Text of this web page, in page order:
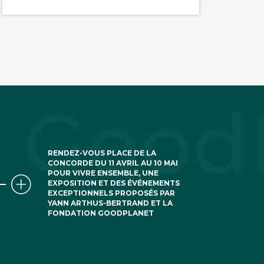
RENDEZ-VOUS PLACE DE LA
CONCORDE DU 11 AVRIL AU 10 MAI
POUR VIVRE ENSEMBLE, UNE
EXPOSITION ET DES ÉVÉNEMENTS
EXCEPTIONNELS PROPOSÉS PAR
YANN ARTHUS-BERTRAND ET LA
FONDATION GOODPLANET